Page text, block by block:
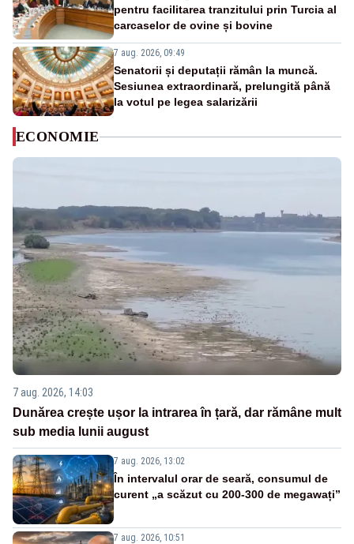
pentru facilitarea tranzitului prin Turcia al
carcaselor de ovine și bovine
7 aug. 2026, 09:49
Senatorii și deputații rămân la muncă.
Sesiunea extraordinară, prelungită până
la votul pe legea salarizării
ECONOMIE
7 aug. 2026, 14:03
Dunărea crește ușor la intrarea în țară, dar rămâne mult
sub media lunii august
7 aug. 2026, 13:02
În intervalul orar de seară, consumul de
curent „a scăzut cu 200-300 de megawați”
7 aug. 2026, 10:51